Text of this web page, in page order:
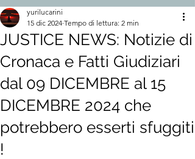
JUSTICE NEWS: Notizie di
Cronaca e Fatti Giudiziari
dal 09 DICEMBRE al 15
DICEMBRE 2024 che
potrebbero esserti sfuggiti
!
yurilucarini
15 dic 2024 Tempo di lettura: 2 min